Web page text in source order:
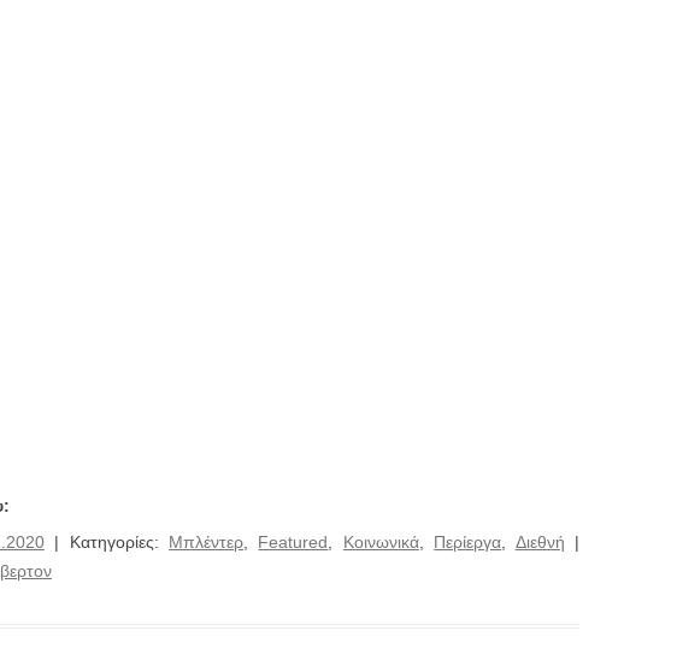
| Κατηγορίες: Μπλέντερ Featured Κοινωνικά, Περίεργα Διεθνή |